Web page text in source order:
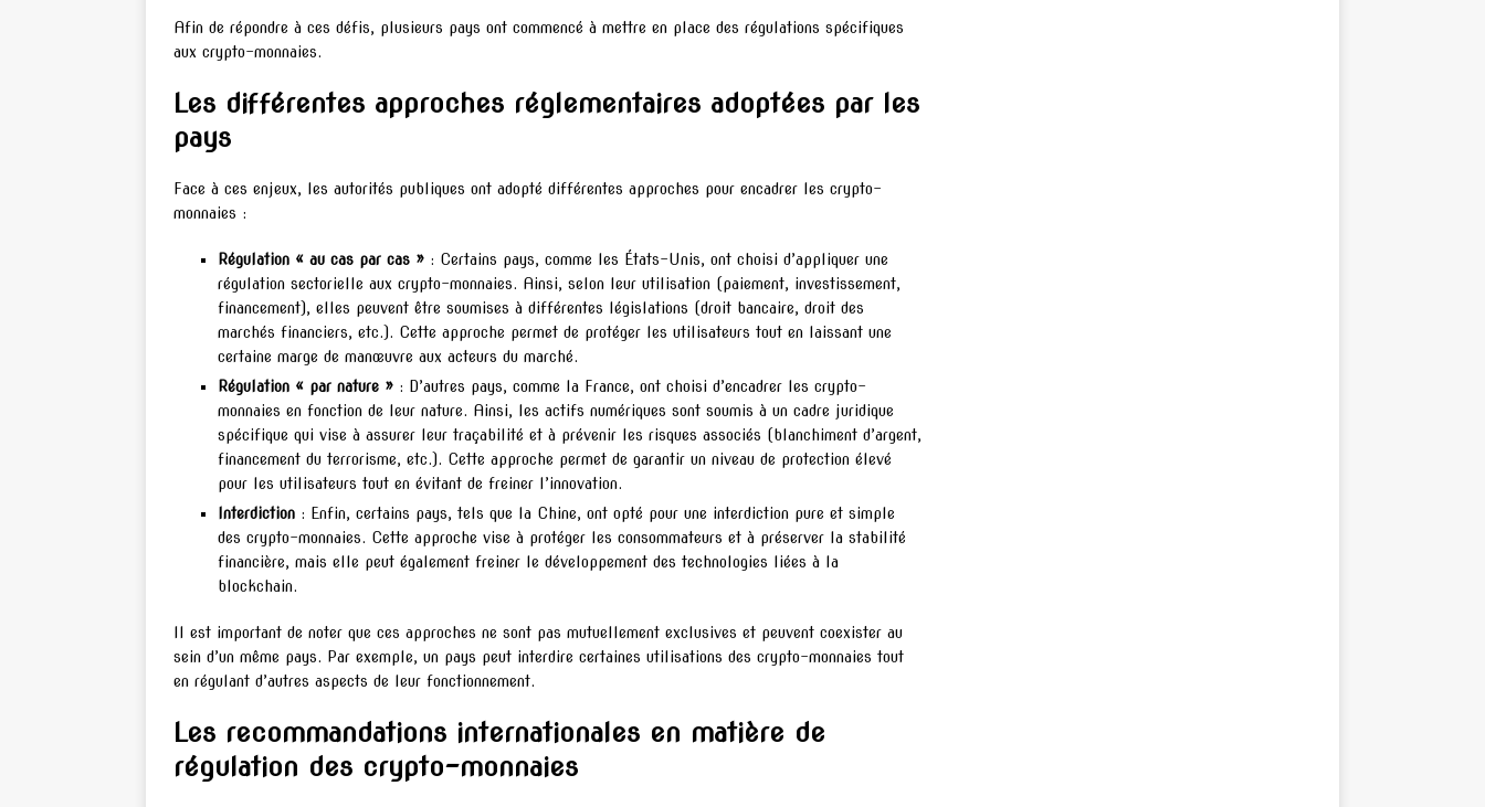
Afin de répondre à ces défis, plusieurs pays ont commencé à mettre en place des régulations spécifiques
aux crypto-monnaies.
Les différentes approches réglementaires adoptées par les
pays
Face à ces enjeux, les autorités publiques ont adopté différentes approches pour encadrer les crypto-
monnaies :
Régulation « au cas par cas » : Certains pays, comme les États-Unis, ont choisi d’appliquer une
régulation sectorielle aux crypto-monnaies. Ainsi, selon leur utilisation (paiement, investissement,
financement), elles peuvent être soumises à différentes législations (droit bancaire, droit des
marchés financiers, etc.). Cette approche permet de protéger les utilisateurs tout en laissant une
certaine marge de manœuvre aux acteurs du marché.
Régulation « par nature » : D’autres pays, comme la France, ont choisi d’encadrer les crypto-
monnaies en fonction de leur nature. Ainsi, les actifs numériques sont soumis à un cadre juridique
spécifique qui vise à assurer leur traçabilité et à prévenir les risques associés (blanchiment d’argent,
financement du terrorisme, etc.). Cette approche permet de garantir un niveau de protection élevé
pour les utilisateurs tout en évitant de freiner l’innovation.
Interdiction : Enfin, certains pays, tels que la Chine, ont opté pour une interdiction pure et simple
des crypto-monnaies. Cette approche vise à protéger les consommateurs et à préserver la stabilité
financière, mais elle peut également freiner le développement des technologies liées à la
blockchain.
Il est important de noter que ces approches ne sont pas mutuellement exclusives et peuvent coexister au
sein d’un même pays. Par exemple, un pays peut interdire certaines utilisations des crypto-monnaies tout
en régulant d’autres aspects de leur fonctionnement.
Les recommandations internationales en matière de
régulation des crypto-monnaies